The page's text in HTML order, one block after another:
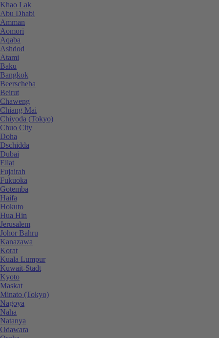
Khao Lak
Abu Dhabi
Amman
Aomori
Aqaba
Ashdod
Atami
Baku
Bangkok
Beerscheba
Beirut
Chaweng
Chiang Mai
Chiyoda (Tokyo)
Chuo City
Doha
Dschidda
Dubai
Eilat
Fujairah
Fukuoka
Gotemba
Haifa
Hokuto
Hua Hin
Jerusalem
Johor Bahru
Kanazawa
Korat
Kuala Lumpur
Kuwait-Stadt
Kyoto
Maskat
Minato (Tokyo)
Nagoya
Naha
Natanya
Odawara